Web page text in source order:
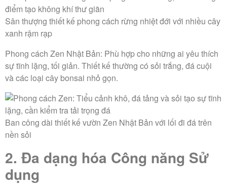
Sân thượng thiết kế phong cách rừng nhiệt đới với nhiều cây
xanh rậm rạp
Phong cách Zen Nhật Bản: Phù hợp cho những ai yêu thích
sự tĩnh lặng, tối giản. Thiết kế thường có sỏi trắng, đá cuội
và các loại cây bonsai nhỏ gọn.
Ban công dài thiết kế vườn Zen Nhật Bản với lối đi đá trên
nền sỏi
2. Đa dạng hóa Công năng Sử
dụng